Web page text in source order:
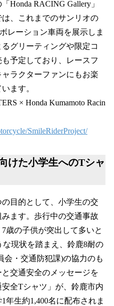
Honda RACING Gallery」
、これまでのサンリオの
レーション車両を展示しま
グリーティングや限定コ
予定しており、レースフ
ラクターファンにもお楽
ます。
× Honda Kumamoto Racin
SmileRiderProject/
けた小学生へのTシャ
目的として、小学生の交
ます。歩行中の交通事故
歳の子供が突出して多いと
現状を踏まえ、鈴鹿8耐の
会・交通防犯課)の協力のも
交通安全のメッセージを
全Tシャツ」が、鈴鹿市内
年生約1,400名に配布されま